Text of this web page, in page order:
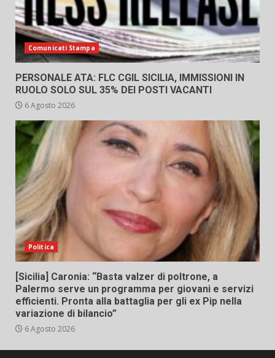
Comunicati Stampa
PERSONALE ATA: FLC CGIL SICILIA, IMMISSIONI IN
RUOLO SOLO SUL 35% DEI POSTI VACANTI
6 Agosto 2026
Politica
[Sicilia] Caronia: “Basta valzer di poltrone, a
Palermo serve un programma per giovani e servizi
efficienti. Pronta alla battaglia per gli ex Pip nella
variazione di bilancio”
6 Agosto 2026